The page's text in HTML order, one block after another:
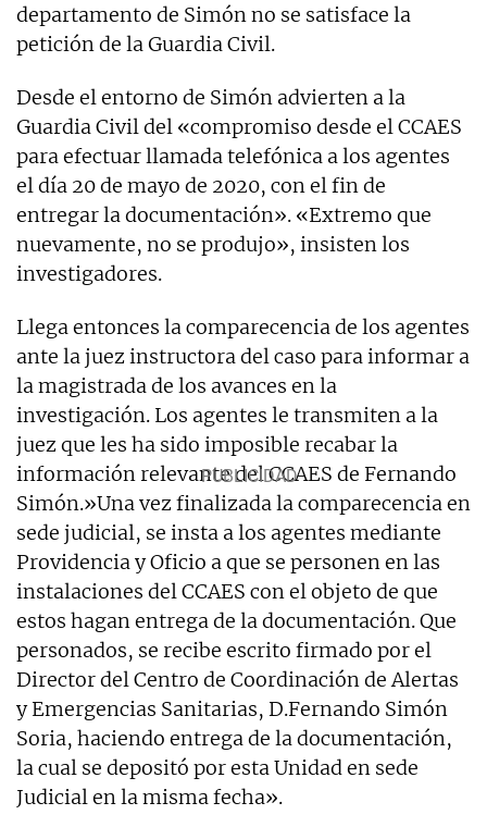
departamento de Simón no se satisface la
petición de la Guardia Civil.
Desde el entorno de Simón advierten a la
Guardia Civil del «compromiso desde el CCAES
para efectuar llamada telefónica a los agentes
el día 20 de mayo de 2020, con el fin de
entregar la documentación». «Extremo que
nuevamente, no se produjo», insisten los
investigadores.
Llega entonces la comparecencia de los agentes
ante la juez instructora del caso para informar a
la magistrada de los avances en la
investigación. Los agentes le transmiten a la
juez que les ha sido imposible recabar la
información relevante del CCAES de Fernando
Simón.»Una vez finalizada la comparecencia en
sede judicial, se insta a los agentes mediante
Providencia y Oficio a que se personen en las
instalaciones del CCAES con el objeto de que
estos hagan entrega de la documentación. Que
personados, se recibe escrito firmado por el
Director del Centro de Coordinación de Alertas
y Emergencias Sanitarias, D.Fernando Simón
Soria, haciendo entrega de la documentación,
la cual se depositó por esta Unidad en sede
Judicial en la misma fecha».